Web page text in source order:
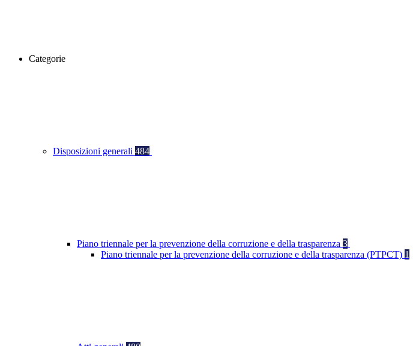
Categorie
Disposizioni generali 484
Piano triennale per la prevenzione della corruzione e della trasparenza 3
Piano triennale per la prevenzione della corruzione e della trasparenza (PTPCT) 1